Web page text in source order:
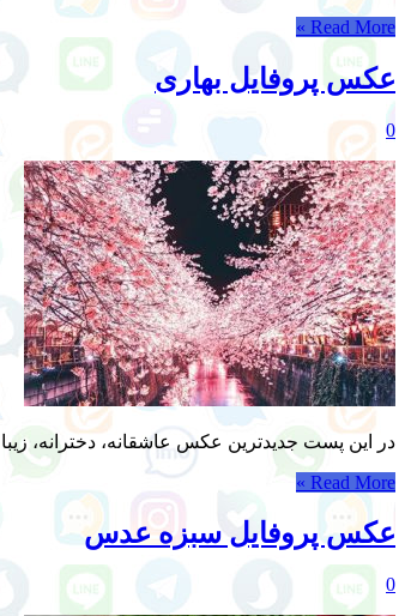
Read More »
عکس پروفایل بهاری
0
در این پست جدیدترین عکس عاشقانه، دخترانه،
Read More »
عکس پروفایل سبزه عدس
0